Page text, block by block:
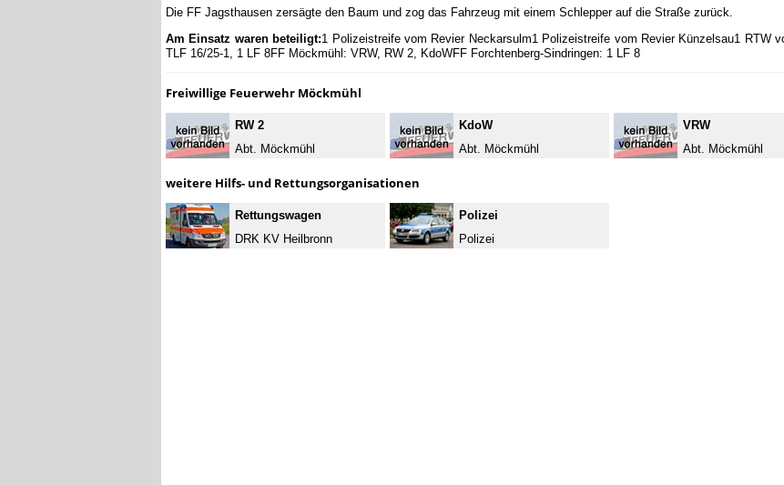
Die FF Jagsthausen zersägte den Baum und zog das Fahrzeug mit einem Schlepper auf die Straße zurück.
Am Einsatz waren beteiligt:1 Polizeistreife vom Revier Neckarsulm1 Polizeistreife vom Revier Künzelsau1 RTW
TLF 16/25-1, 1 LF 8FF Möckmühl: VRW, RW 2, KdoWFF Forchtenberg-Sindringen: 1 LF 8
Freiwillige Feuerwehr Möckmühl
RW 2
Abt. Möckmühl
KdoW
Abt. Möckmühl
VRW
Abt. Möckmühl
weitere Hilfs- und Rettungsorganisationen
Rettungswagen
DRK KV Heilbronn
Polizei
Polizei